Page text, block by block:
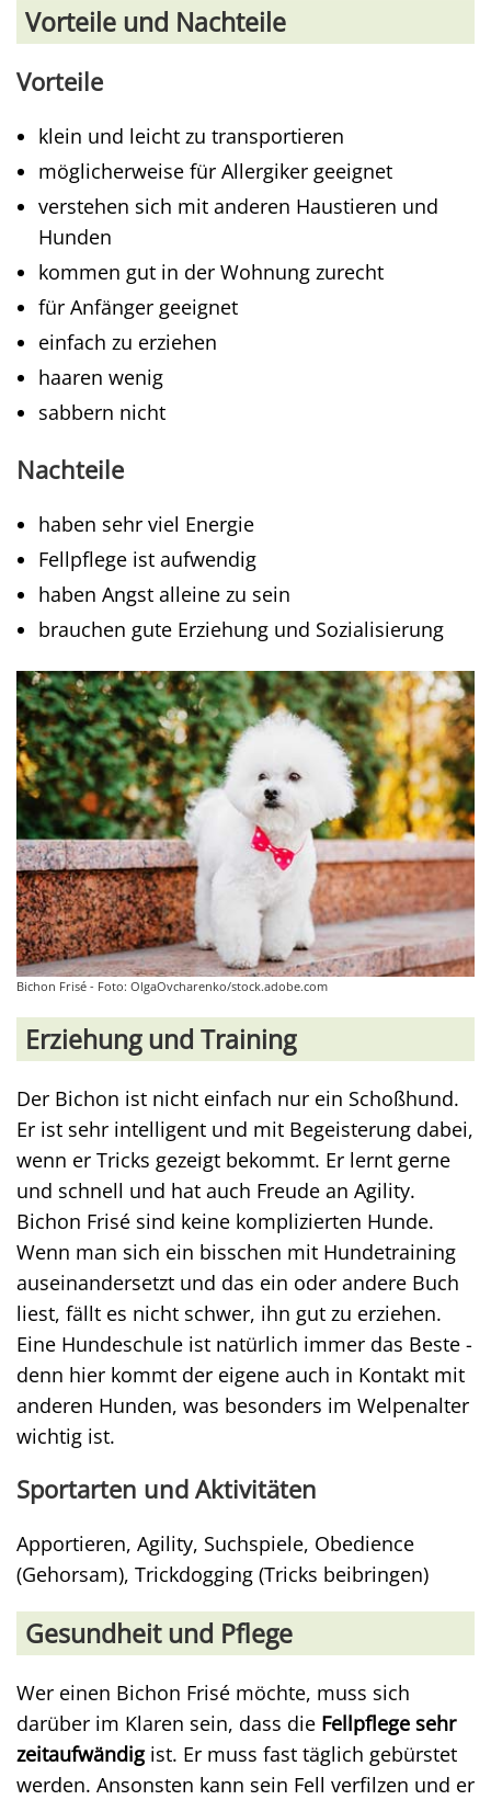
Vorteile und Nachteile
Vorteile
klein und leicht zu transportieren
möglicherweise für Allergiker geeignet
verstehen sich mit anderen Haustieren und
Hunden
kommen gut in der Wohnung zurecht
für Anfänger geeignet
einfach zu erziehen
haaren wenig
sabbern nicht
Nachteile
haben sehr viel Energie
Fellpflege ist aufwendig
haben Angst alleine zu sein
brauchen gute Erziehung und Sozialisierung
Bichon Frisé - Foto: OlgaOvcharenko/stock.adobe.com
Erziehung und Training
Der Bichon ist nicht einfach nur ein Schoßhund.
Er ist sehr intelligent und mit Begeisterung dabei,
wenn er Tricks gezeigt bekommt. Er lernt gerne
und schnell und hat auch Freude an Agility.
Bichon Frisé sind keine komplizierten Hunde.
Wenn man sich ein bisschen mit Hundetraining
auseinandersetzt und das ein oder andere Buch
liest, fällt es nicht schwer, ihn gut zu erziehen.
Eine Hundeschule ist natürlich immer das Beste -
denn hier kommt der eigene auch in Kontakt mit
anderen Hunden, was besonders im Welpenalter
wichtig ist.
Sportarten und Aktivitäten
Apportieren, Agility, Suchspiele, Obedience
(Gehorsam), Trickdogging (Tricks beibringen)
Gesundheit und Pflege
Wer einen Bichon Frisé möchte, muss sich
darüber im Klaren sein, dass die Fellpflege sehr
zeitaufwändigist. Er muss fast täglich gebürstet
werden. Ansonsten kann sein Fell verfilzen und er